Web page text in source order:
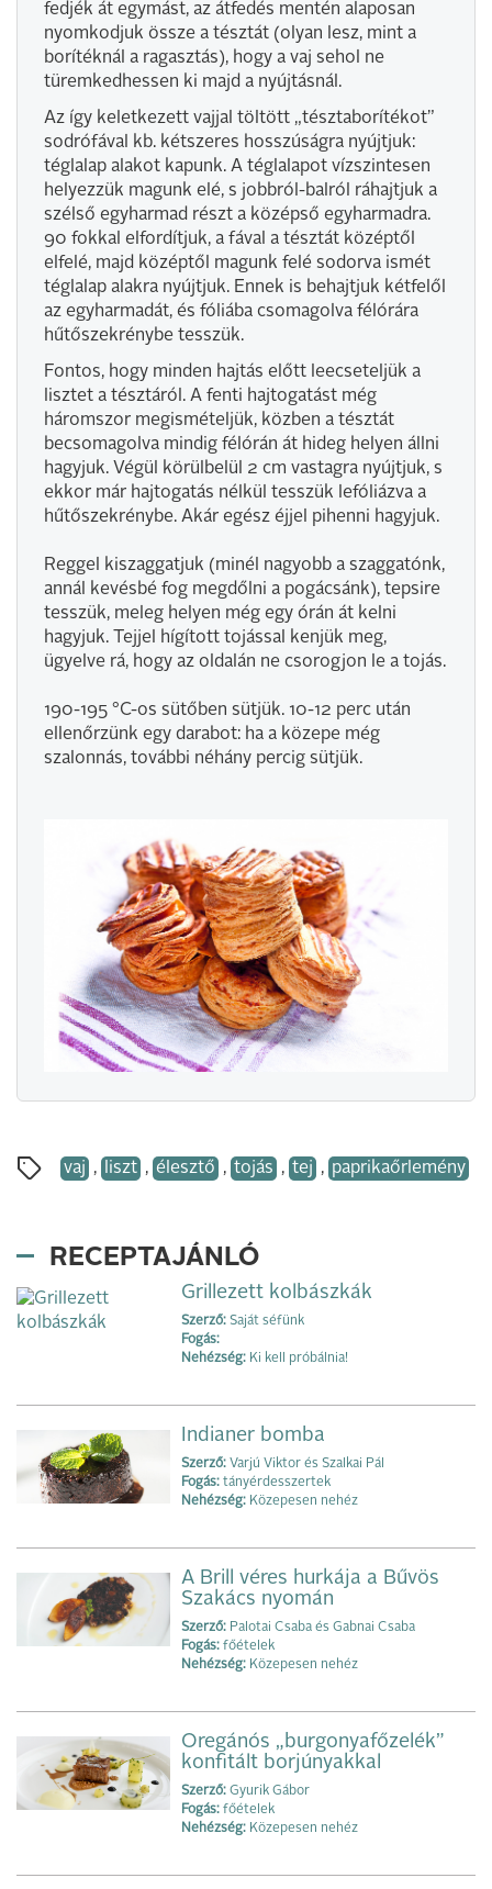
fedjék át egymást, az átfedés mentén alaposan
nyomkodjuk össze a tésztát (olyan lesz, mint a
borítéknál a ragasztás), hogy a vaj sehol ne
türemkedhessen ki majd a nyújtásnál.
Az így keletkezett vajjal töltött „tésztaborítékot”
sodrófával kb. kétszeres hosszúságra nyújtjuk:
téglalap alakot kapunk. A téglalapot vízszintesen
helyezzük magunk elé, s jobbról-balról ráhajtjuk a
szélső egyharmad részt a középső egyharmadra.
90 fokkal elfordítjuk, a fával a tésztát középtől
elfelé, majd középtől magunk felé sodorva ismét
téglalap alakra nyújtjuk. Ennek is behajtjuk kétfelől
az egyharmadát, és fóliába csomagolva félórára
hűtőszekrénybe tesszük.
Fontos, hogy minden hajtás előtt leecseteljük a
lisztet a tésztáról. A fenti hajtogatást még
háromszor megismételjük, közben a tésztát
becsomagolva mindig félórán át hideg helyen állni
hagyjuk. Végül körülbelül 2 cm vastagra nyújtjuk, s
ekkor már hajtogatás nélkül tesszük lefóliázva a
hűtőszekrénybe. Akár egész éjjel pihenni hagyjuk.
Reggel kiszaggatjuk (minél nagyobb a szaggatónk,
annál kevésbé fog megdőlni a pogácsánk), tepsire
tesszük, meleg helyen még egy órán át kelni
hagyjuk. Tejjel hígított tojással kenjük meg,
ügyelve rá, hogy az oldalán ne csorogjon le a tojás.
190-195 °C-os sütőben sütjük. 10-12 perc után
ellenőrzünk egy darabot: ha a közepe még
szalonnás, további néhány percig sütjük.
vaj , liszt , élesztő , tojás , tej , paprikaőrlemény
RECEPTAJÁNLÓ
Grillezett kolbászkák
Szerző: Saját séfünk
Fogás:
Nehézség: Ki kell próbálnia!
Indianer bomba
Szerző: Varjú Viktor és Szalkai Pál
Fogás: tányérdesszertek
Nehézség: Közepesen nehéz
A Brill véres hurkája a Bűvös
Szakács nyomán
Szerző: Palotai Csaba és Gabnai Csaba
Fogás: főételek
Nehézség: Közepesen nehéz
Oregánós „burgonyafőzelék”
konfitált borjúnyakkal
Szerző: Gyurik Gábor
Fogás: főételek
Nehézség: Közepesen nehéz